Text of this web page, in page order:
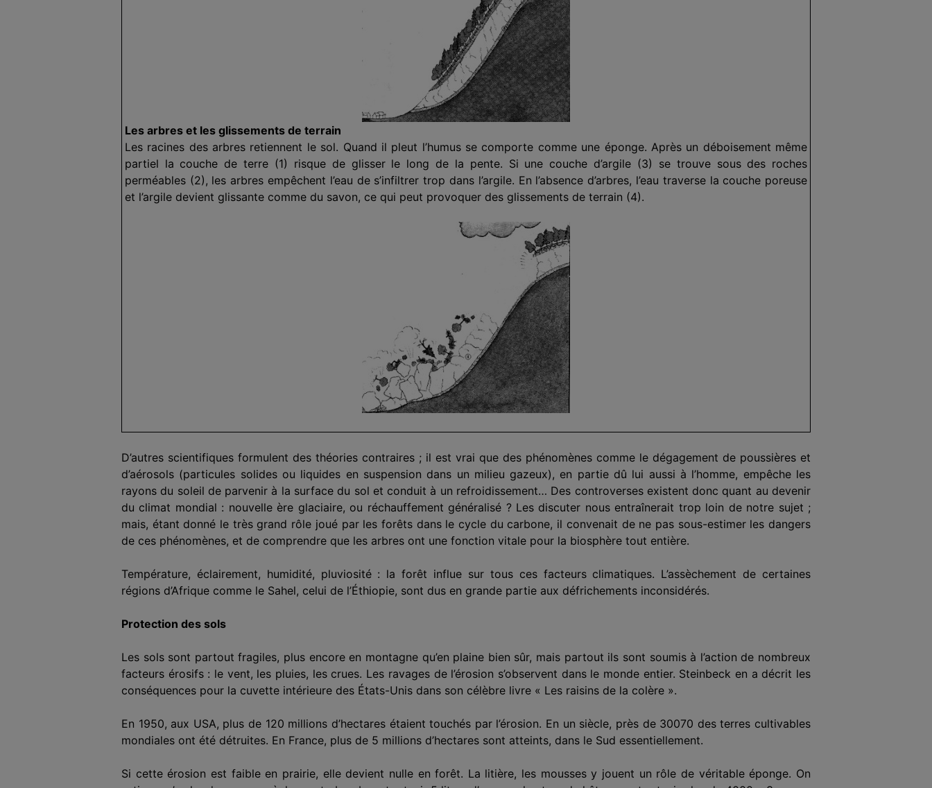
Les arbres et les glissements de terrain
Les racines des arbres retiennent le sol. Quand il pleut l’hu­mus se comporte comme une éponge. Après un déboisement même
partiel la couche de terre (1) risque de glisser le long de la pente. Si une couche d’argile (3) se trouve sous des roches
perméables (2), les arbres empêchent l’eau de s’infiltrer trop dans l’argile. En l’absence d’arbres, l’eau traverse la couche poreuse
et l’argile devient glissante comme du savon, ce qui peut pro­voquer des glissements de terrain (4).
D’autres scientifiques formulent des théories contraires ; il est vrai que des phénomènes comme le dégagement de poussières et
d’aérosols (particules solides ou liquides en suspension dans un milieu gazeux), en partie dû lui aussi à l’homme, empêche les
rayons du soleil de parvenir à la surface du sol et conduit à un refroidissement… Des controverses existent donc quant au devenir
du climat mondial : nouvelle ère glaciaire, ou réchauffement généralisé ? Les dis­cuter nous entraînerait trop loin de notre sujet ;
mais, étant donné le très grand rôle joué par les forêts dans le cycle du carbone, il convenait de ne pas sous-estimer les dangers
de ces phénomènes, et de comprendre que les arbres ont une fonction vitale pour la biosphère tout entière.
Température, éclairement, humidité, pluvio­sité : la forêt influe sur tous ces facteurs climati­ques. L’assèchement de certaines
régions d’Afrique comme le Sahel, celui de l’Éthiopie, sont dus en grande partie aux défrichements inconsidérés.
Protection des sols
Les sols sont partout fragiles, plus encore en montagne qu’en plaine bien sûr, mais partout ils sont soumis à l’action de nombreux
facteurs éro­sifs : le vent, les pluies, les crues. Les ravages de l’érosion s’observent dans le monde entier. Stein­beck en a décrit les
conséquences pour la cuvette intérieure des États-Unis dans son célèbre livre « Les raisins de la colère ».
En 1950, aux USA, plus de 120 millions d’hec­tares étaient touchés par l’érosion. En un siècle, près de 30070 des terres cultivables
mondiales ont été détruites. En France, plus de 5 millions d’hectares sont atteints, dans le Sud essentiellement.
Si cette érosion est faible en prairie, elle devient nulle en forêt. La litière, les mousses y jouent un rôle de véritable éponge. On